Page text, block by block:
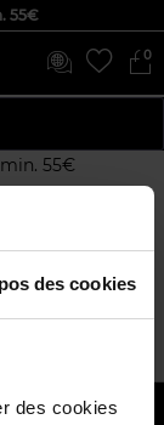
des cookies
des cookies
55€
0
55€